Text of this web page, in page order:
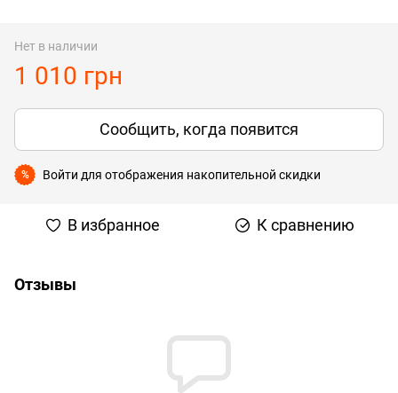
Нет в наличии
1 010 грн
Сообщить, когда появится
% Войти для отображения накопительной скидки
В избранное К сравнению
Отзывы